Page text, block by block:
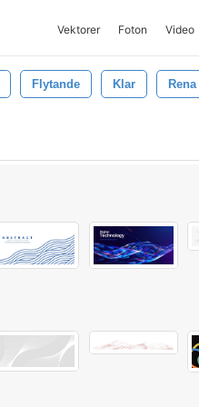
Vektorer Foton Video
Flytande Klar Rena